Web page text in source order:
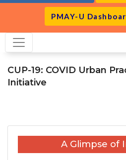
PMAY-U
CUP-19: COVID Urban
Initiative
A Glimpse of